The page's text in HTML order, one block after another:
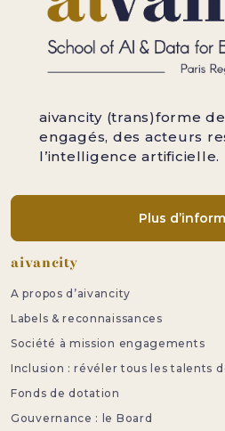
aivancity (trans)forme
engagés, des acteurs
l’intelligence artificielle.
Plus
Pied de page
aivancity
A propos d’aivancity
Labels & reconnaissances
Société à mission engagements
Inclusion : révéler tous les talents
Fonds de dotation
Gouvernance : le Board